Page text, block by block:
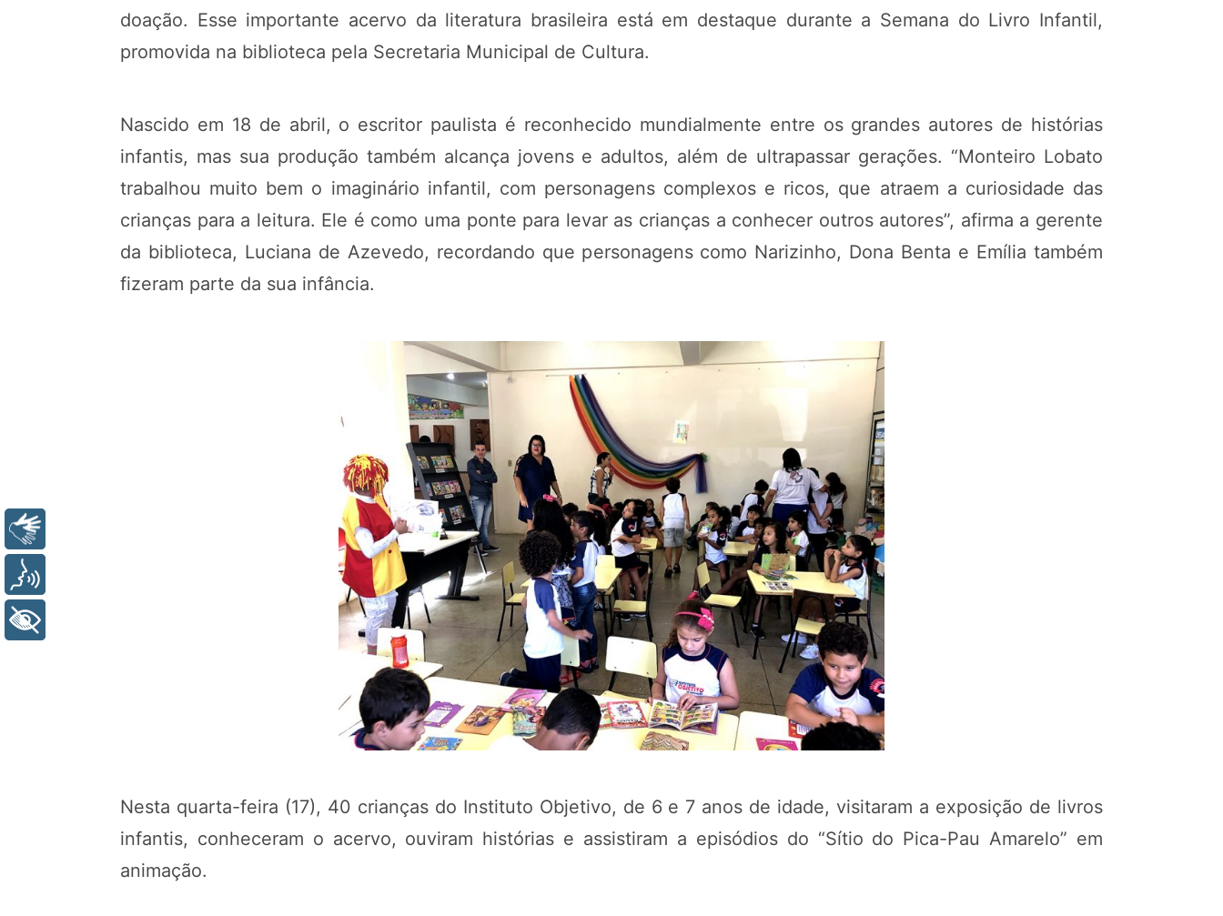
doação. Esse importante acervo da literatura brasileira está em destaque durante a Semana do Livro Infantil,
promovida na biblioteca pela Secretaria Municipal de Cultura.
Nascido em 18 de abril, o escritor paulista é reconhecido mundialmente entre os grandes autores de histórias
infantis, mas sua produção também alcança jovens e adultos, além de ultrapassar gerações. “Monteiro Lobato
trabalhou muito bem o imaginário infantil, com personagens complexos e ricos, que atraem a curiosidade das
crianças para a leitura. Ele é como uma ponte para levar as crianças a conhecer outros autores”, afirma a gerente
da biblioteca, Luciana de Azevedo, recordando que personagens como Narizinho, Dona Benta e Emília também
fizeram parte da sua infância.
Nesta quarta-feira (17), 40 crianças do Instituto Objetivo, de 6 e 7 anos de idade, visitaram a exposição de livros
infantis, conheceram o acervo, ouviram histórias e assistiram a episódios do “Sítio do Pica-Pau Amarelo” em
animação.